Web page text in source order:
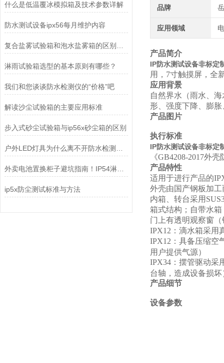
什么是低温覆冰模拟箱及技术参数详解
防水测试设备ipx56每月维护内容
淋雨试验箱选型的基本原则有哪些？
我们和您谈谈防水检测仪的“价格”吧
解读沙尘试验箱的主要应用标准
步入式砂尘试验箱与ip56x砂尘箱的区别
ip5x防尘测试标准与方法
品牌
应用领域
产品简介
IP防水测试设备非标定
用，7寸触摸屏，全
应用背景
自然界水（雨水、
形、强度下降、膨
产品图片
执行标准
IP防水测试设备非标定
《GB4208-2017外
产品特性
适用于进行产品的
外壳由国产钢板加
内箱、转台采用
箱式结构；自带水
门上有透明观察窗
IPX12 ：滴水箱采
IPX12 ：具备压缩
用户提供气源）
IPX34 ：摆管驱动
台轴，造成设备损坏
产品细节
设备参数